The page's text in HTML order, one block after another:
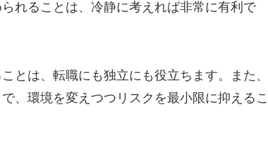
れることは、冷静に考えれば非常に有利で
とは、転職にも独立にも役立ちます。また、
、環境を変えつつリスクを最小限に抑えるこ